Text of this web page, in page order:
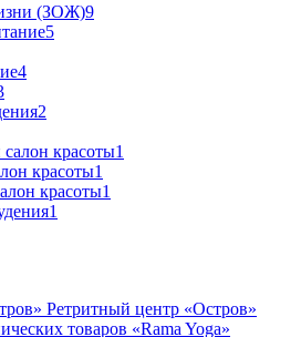
(ЗОЖ)9
5
4
2
красоты1
красоты1
красоты1
1
Ретритный центр «Остров»